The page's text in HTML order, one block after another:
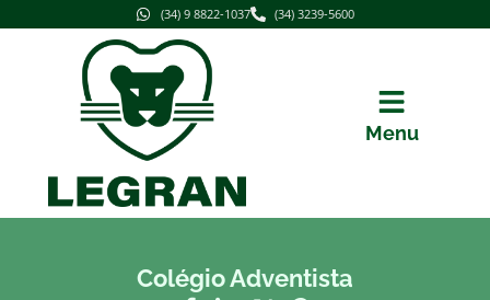
(34) 9 8822-1037 (34) 3239-5600
Menu
Colégio Adventista